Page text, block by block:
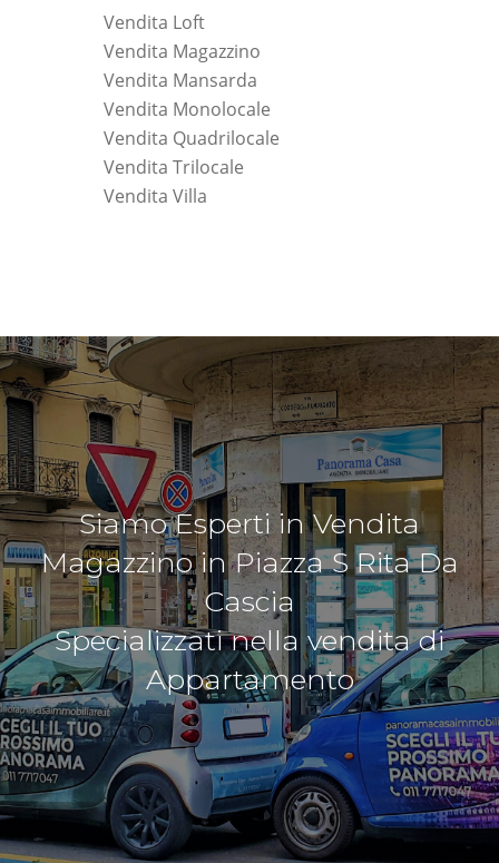
Vendita Loft
Vendita Magazzino
Vendita Mansarda
Vendita Monolocale
Vendita Quadrilocale
Vendita Trilocale
Vendita Villa
Siamo Esperti in Vendita
Magazzino in Piazza S Rita Da
Cascia
Specializzati nella vendita di
Appartamento